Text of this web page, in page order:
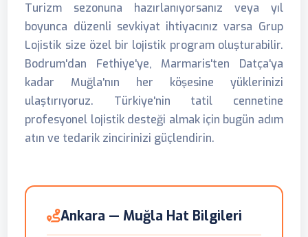
Turizm sezonuna hazırlanıyorsanız veya yıl
boyunca düzenli sevkiyat ihtiyacınız varsa Grup
Lojistik size özel bir lojistik program oluşturabilir.
Bodrum'dan Fethiye'ye, Marmaris'ten Datça'ya
kadar Muğla'nın her köşesine yüklerinizi
ulaştırıyoruz. Türkiye'nin tatil cennetine
profesyonel lojistik desteği almak için bugün adım
atın ve tedarik zincirinizi güçlendirin.
Ankara — Muğla Hat Bilgileri